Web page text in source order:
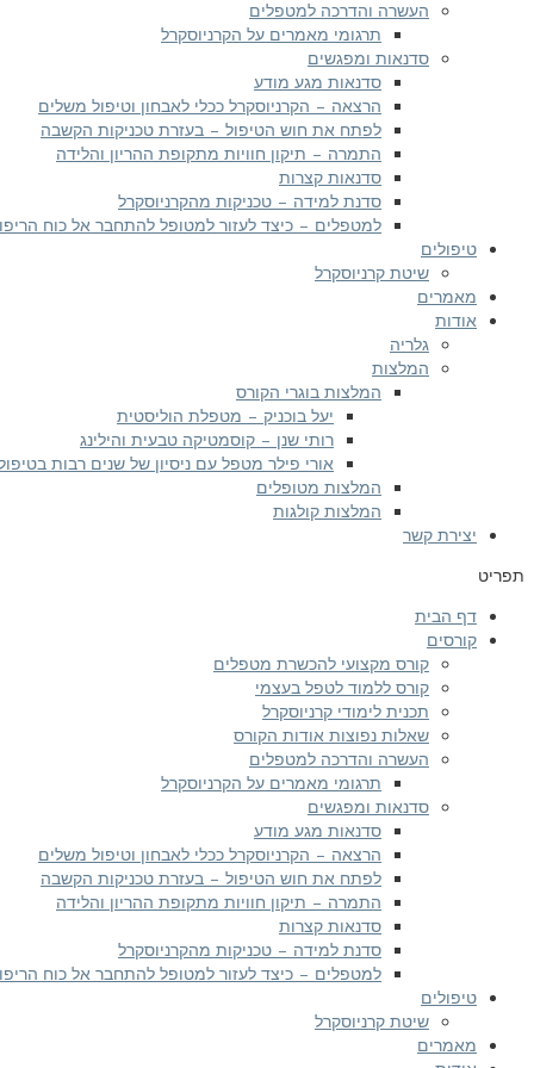
העשרה והדרכה למטפלים
תרגומי מאמרים על הקרניוסקרל
סדנאות ומפגשים
סדנאות מגע מודע
הרצאה – הקרניוסקרל ככלי לאבחון וטיפול משלים
לפתח את חוש הטיפול – בעזרת טכניקות הקשבה
התמרה – תיקון חוויות מתקופת ההריון והלידה
סדנאות קצרות
סדנת למידה – טכניקות מהקרניוסקרל
למטפלים – כיצד לעזור למטופל להתחבר אל כוח
טיפולים
שיטת קרניוסקרל
מאמרים
אודות
גלריה
המלצות
המלצות בוגרי הקורס
יעל בוכניק – מטפלת הוליסטית
רותי שנן – קוסמטיקה טבעית והילינג
אורי פילר מטפל עם ניסיון של שנים רבות
המלצות מטופלים
המלצות קולגות
יצירת קשר
תפריט
דף הבית
קורסים
קורס מקצועי להכשרת מטפלים
קורס ללמוד לטפל בעצמי
תכנית לימודי קרניוסקרל
שאלות נפוצות אודות הקורס
העשרה והדרכה למטפלים
תרגומי מאמרים על הקרניוסקרל
סדנאות ומפגשים
סדנאות מגע מודע
הרצאה – הקרניוסקרל ככלי לאבחון וטיפול משלים
לפתח את חוש הטיפול – בעזרת טכניקות הקשבה
התמרה – תיקון חוויות מתקופת ההריון והלידה
סדנאות קצרות
סדנת למידה – טכניקות מהקרניוסקרל
למטפלים – כיצד לעזור למטופל להתחבר אל כוח
טיפולים
שיטת קרניוסקרל
מאמרים